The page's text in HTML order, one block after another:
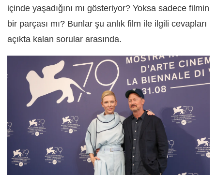
içinde yaşadığını mı gösteriyor? Yoksa sadece filmin
bir parçası mı? Bunlar şu anlık film ile ilgili cevapları
açıkta kalan sorular arasında.